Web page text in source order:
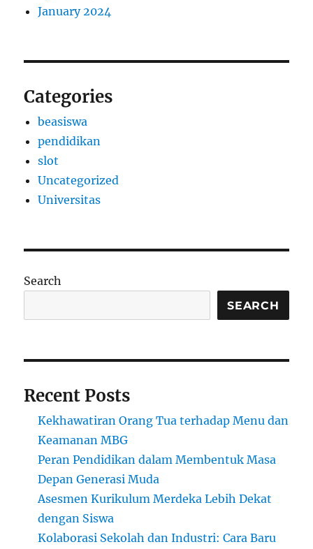
January 2024
Categories
beasiswa
pendidikan
slot
Uncategorized
Universitas
Search
SEARCH
Recent Posts
Kekhawatiran Orang Tua terhadap Menu dan
Keamanan MBG
Peran Pendidikan dalam Membentuk Masa
Depan Generasi Muda
Asesmen Kurikulum Merdeka Lebih Dekat
dengan Siswa
Kolaborasi Sekolah dan Industri: Cara Baru